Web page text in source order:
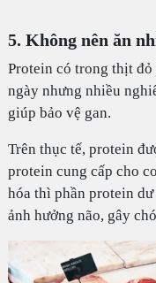
5. Không nên ăn
Protein có trong thịt đỏ
ngày nhưng nhiều
giúp bảo vệ gan.
Trên thục tế, protein
protein cung cấp cho
hóa thì phần protein
ảnh hưởng não, gây